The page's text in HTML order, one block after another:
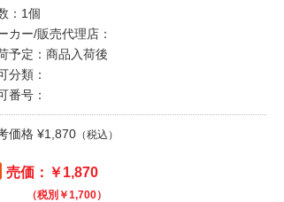
：1個
カー/販売代理店：
予定：商品入荷後
分類：
番号：
価格 ¥1,870 （税込）
売価：￥1,870
（税別￥1,700）